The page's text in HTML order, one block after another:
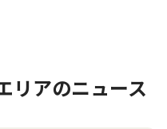
リアのニュース